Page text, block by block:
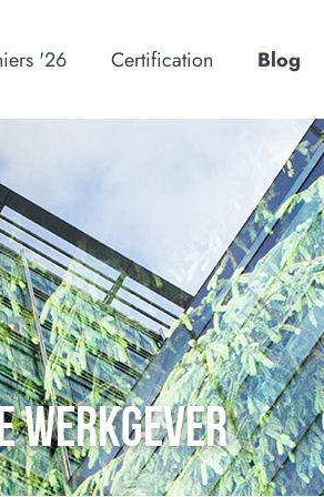
'26 Certification Blog
WERKGEVER